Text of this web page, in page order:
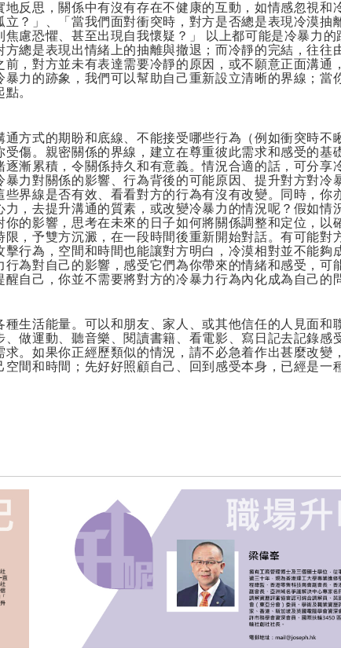
反思，關係中有沒有存在不健康的互動，如情感忽視和
？」、「當我們面對衝突時，對方是否總是表現冷漠抽
慮恐懼、甚至出現自我懷疑？」
以上都可能是冷暴力的
總是表現出情緒上的抽離與撤退；而冷靜的完結，往往
，對方並未有表達需要冷靜的原因，或不願意正面溝通
力的跡象，我們可以幫助自己重新設立清晰的界線；當
。
方式的期盼和底線、不能接受哪些行為（例如衝突時不
傷。親密關係的界線，建立在尊重彼此需求和感受的基
漸累積，令關係持久和有意義。情況合適的話，可分享
力對關係的影響、行為背後的可能原因、提升對方對冷
界線是否有效、看看對方的行為有沒有改變。同時，你
，去提升溝通的質素，或改變冷暴力的情況呢？假如情
的影響，思考在未來的日子如何將關係調整和定位，以
，予雙方沉澱，在一段時間後重新開始對話。有可能對
行為，空間和時間也能讓對方明白，冷漠相對並不能夠
為對自己的影響，感受它們為你帶來的情緒和感受，可
自己，你並不需要將對方的冷暴力行為內化成為自己的
生活能量。可以和朋友、家人、或其他信任的人見面和
做運動、聽音樂、閱讀書籍、看電影、寫日記去記錄感
。如果你正經歷類似的情況，請不必急着作出甚麼改變
間和時間；先好好照顧自己、回到感受本身，已經是一